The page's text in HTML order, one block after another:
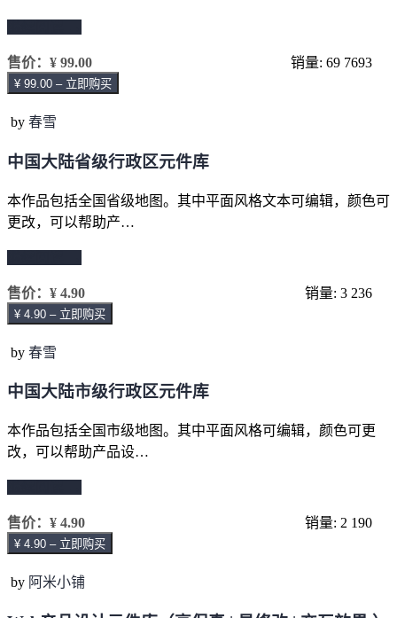
售价： ¥ 99.00 销量: 69 7693
¥ 99.00 – 立即购买
by 春雪
中国大陆省级行政区元件库
本作品包括全国省级地图。其中平面风格文本可编辑，颜色可
更改，可以帮助产…
售价： ¥ 4.90 销量: 3 236
¥ 4.90 – 立即购买
by 春雪
中国大陆市级行政区元件库
本作品包括全国市级地图。其中平面风格可编辑，颜色可更
改，可以帮助产品设…
售价： ¥ 4.90 销量: 2 190
¥ 4.90 – 立即购买
by 阿米小铺